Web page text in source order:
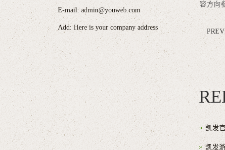
容方向
凯发
凯发
E-mail: admin@youweb.com
Add: Here is your company address